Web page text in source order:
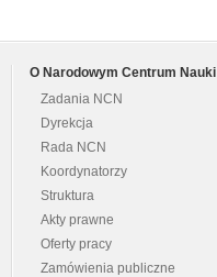
O Narodowym Centrum Nauki
Zadania NCN
Dyrekcja
Rada NCN
Koordynatorzy
Struktura
Akty prawne
Oferty pracy
Zamówienia publiczne